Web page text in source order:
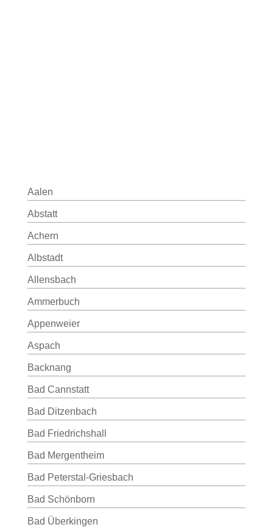
Aalen
Abstatt
Achern
Albstadt
Allensbach
Ammerbuch
Appenweier
Aspach
Backnang
Bad Cannstatt
Bad Ditzenbach
Bad Friedrichshall
Bad Mergentheim
Bad Peterstal-Griesbach
Bad Schönborn
Bad Überkingen